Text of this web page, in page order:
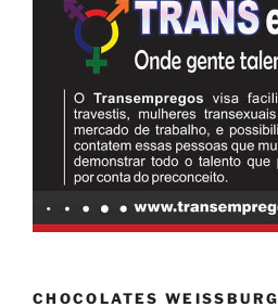
CHOCOLATES WEISSBURG